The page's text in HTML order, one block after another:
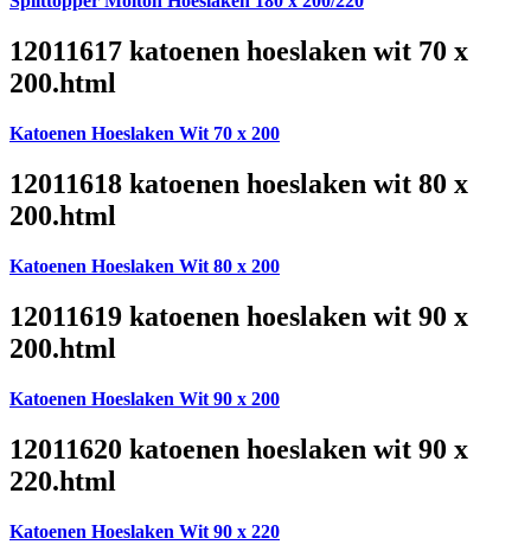
12011617 katoenen hoeslaken wit 70 x
200.html
Katoenen Hoeslaken Wit 70 x 200
12011618 katoenen hoeslaken wit 80 x
200.html
Katoenen Hoeslaken Wit 80 x 200
12011619 katoenen hoeslaken wit 90 x
200.html
Katoenen Hoeslaken Wit 90 x 200
12011620 katoenen hoeslaken wit 90 x
220.html
Katoenen Hoeslaken Wit 90 x 220